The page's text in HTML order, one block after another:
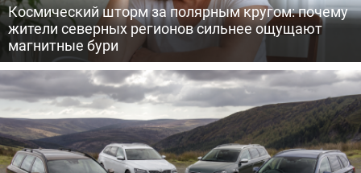
Космический шторм за полярным кругом: почему
жители северных регионов сильнее ощущают
магнитные бури